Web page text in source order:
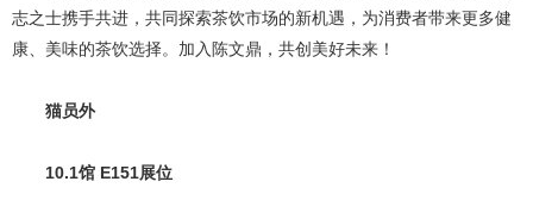
志之士携手共进，共同探索茶饮市场的新机遇，为消费者带来更多健
康、美味的茶饮选择。加入陈文鼎，共创美好未来！
猫员外
10.1馆 E151展位